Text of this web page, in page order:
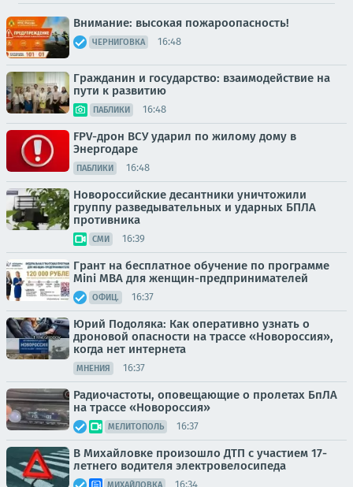
Внимание: высокая пожароопасность!
ЧЕРНИГОВКА 16:48
Гражданин и государство: взаимодействие на
пути к развитию
ПАБЛИКИ 16:48
FPV-дрон ВСУ ударил по жилому дому в
Энергодаре
ПАБЛИКИ 16:48
Новороссийские десантники уничтожили
группу разведывательных и ударных БПЛА
противника
СМИ 16:39
Грант на бесплатное обучение по программе
Mini MBA для женщин-предпринимателей
ОФИЦ. 16:37
Юрий Подоляка: Как оперативно узнать о
дроновой опасности на трассе «Новороссия»,
когда нет интернета
МНЕНИЯ 16:37
Радиочастоты, оповещающие о пролетах БпЛА
на трассе «Новороссия»
МЕЛИТОПОЛЬ 16:37
В Михайловке произошло ДТП с участием 17-
летнего водителя электровелосипеда
МИХАЙЛОВКА 16:34